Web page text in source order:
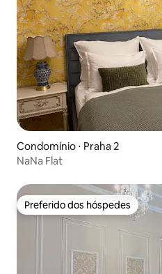
Condomínio ⋅ Praha 2
NaNa Flat
Preferido dos hóspedes
Preferido dos hóspedes